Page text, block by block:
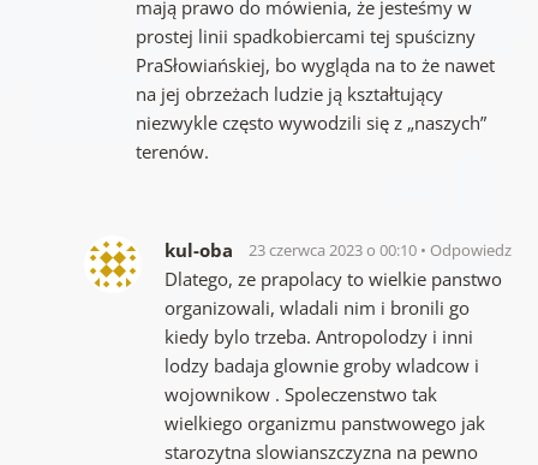
mają prawo do mówienia, że jesteśmy w
prostej linii spadkobiercami tej spuścizny
PraSłowiańskiej, bo wygląda na to że nawet
na jej obrzeżach ludzie ją kształtujący
niezwykle często wywodzili się z „naszych”
terenów.
kul-oba 23 czerwca 2023 o 00:10 Odpowiedz
Dlatego, ze prapolacy to wielkie panstwo
organizowali, wladali nim i bronili go
kiedy bylo trzeba. Antropolodzy i inni
lodzy badaja glownie groby wladcow i
wojownikow . Spoleczenstwo tak
wielkiego organizmu panstwowego jak
starozytna slowianszczyzna na pewno